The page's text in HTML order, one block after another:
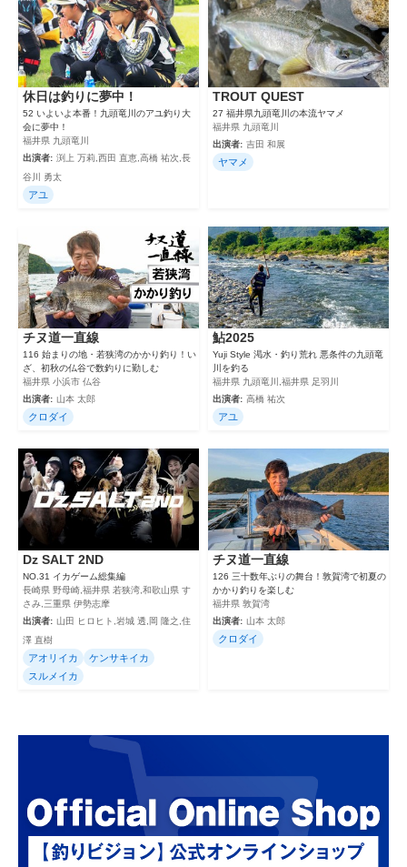
休日は釣りに夢中！
52 いよいよ本番！九頭竜川のアユ釣り大
会に夢中！
福井県 九頭竜川
出演者: 渕上 万莉,西田 直恵,高橋 祐次,長
谷川 勇太
アユ
TROUT QUEST
27 福井県九頭竜川の本流ヤマメ
福井県 九頭竜川
出演者: 吉田 和展
ヤマメ
チヌ道一直線
116 始まりの地・若狭湾のかかり釣り！い
ざ、初秋の仏谷で数釣りに勤しむ
福井県 小浜市 仏谷
出演者: 山本 太郎
クロダイ
鮎2025
Yuji Style 渇水・釣り荒れ 悪条件の九頭竜
川を釣る
福井県 九頭竜川,福井県 足羽川
出演者: 高橋 祐次
アユ
Dz SALT 2ND
NO.31 イカゲーム総集編
長崎県 野母崎,福井県 若狭湾,和歌山県 す
さみ,三重県 伊勢志摩
出演者: 山田 ヒロヒト,岩城 透,岡 隆之,住
澤 直樹
アオリイカ
ケンサキイカ
スルメイカ
チヌ道一直線
126 三十数年ぶりの舞台！敦賀湾で初夏の
かかり釣りを楽しむ
福井県 敦賀湾
出演者: 山本 太郎
クロダイ